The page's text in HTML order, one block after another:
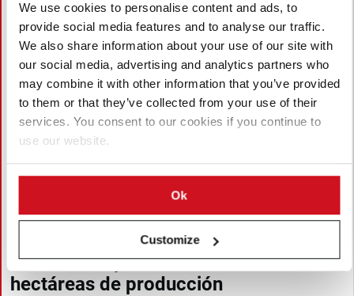
We use cookies to personalise content and ads, to
provide social media features and to analyse our traffic.
We also share information about your use of our site with
our social media, advertising and analytics partners who
may combine it with other information that you’ve provided
to them or that they’ve collected from your use of their
services. You consent to our cookies if you continue to
use our website.
Ok
Customize
augustus 04, 2026
Paraguay: desabastecimiento de
semilla compromete más de 200
hectáreas de producción